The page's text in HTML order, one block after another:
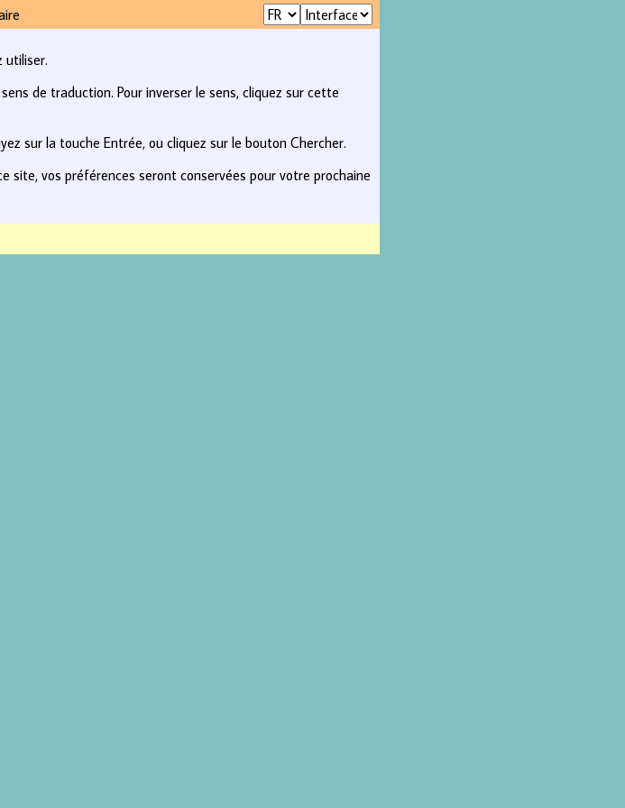
utiliser.
de traduction. Pour inverser le sens, cliquez sur cette
sur la touche Entrée, ou cliquez sur le bouton Chercher.
site, vos préférences seront conservées pour votre prochaine